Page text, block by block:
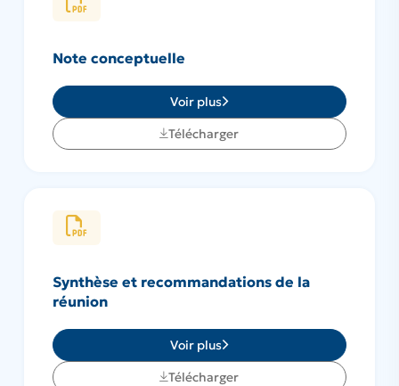
Note conceptuelle
Voir plus
Télécharger
Synthèse et recommandations de la
réunion
Voir plus
Télécharger